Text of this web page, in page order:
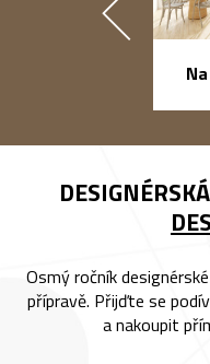
Osmý ročník
přípravě. Přijďte se
a nakoupit